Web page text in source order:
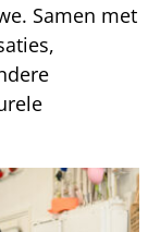
Samen met